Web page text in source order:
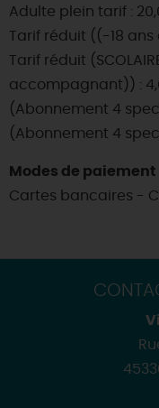
Adulte plein tarif :
Tarif réduit ((-18 ans
Tarif réduit
accompagnant)) :
(Abonnement 4
(Abonnement 4
Modes de paiement
Cartes bancaires -